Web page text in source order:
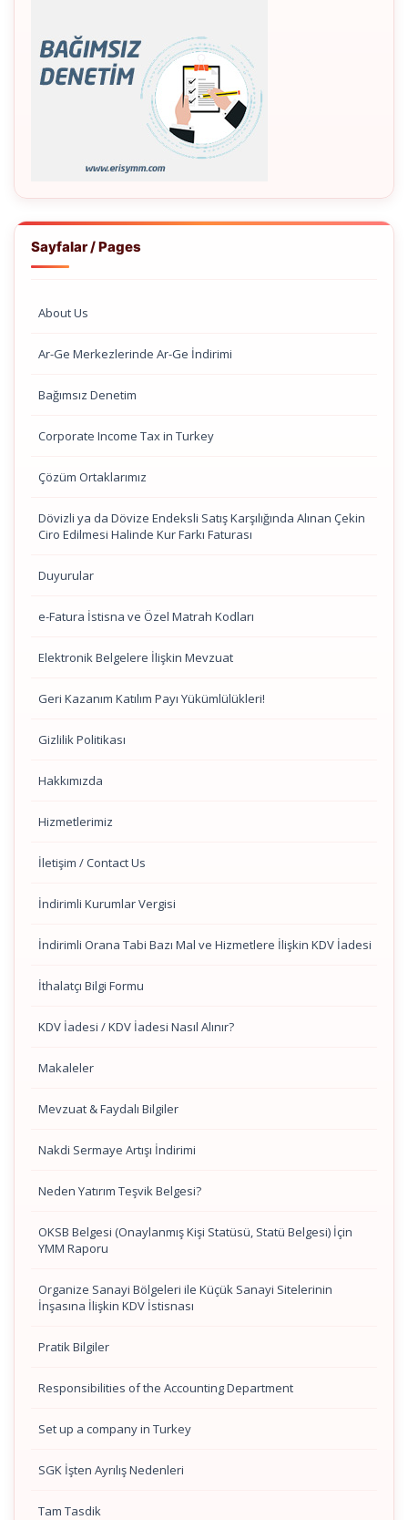
Sayfalar / Pages
About Us
Ar-Ge Merkezlerinde Ar-Ge İndirimi
Bağımsız Denetim
Corporate Income Tax in Turkey
Çözüm Ortaklarımız
Dövizli ya da Dövize Endeksli Satış Karşılığında Alınan Çekin
Ciro Edilmesi Halinde Kur Farkı Faturası
Duyurular
e-Fatura İstisna ve Özel Matrah Kodları
Elektronik Belgelere İlişkin Mevzuat
Geri Kazanım Katılım Payı Yükümlülükleri!
Gizlilik Politikası
Hakkımızda
Hizmetlerimiz
İletişim / Contact Us
İndirimli Kurumlar Vergisi
İndirimli Orana Tabi Bazı Mal ve Hizmetlere İlişkin KDV İadesi
İthalatçı Bilgi Formu
KDV İadesi / KDV İadesi Nasıl Alınır?
Makaleler
Mevzuat & Faydalı Bilgiler
Nakdi Sermaye Artışı İndirimi
Neden Yatırım Teşvik Belgesi?
OKSB Belgesi (Onaylanmış Kişi Statüsü, Statü Belgesi) İçin
YMM Raporu
Organize Sanayi Bölgeleri ile Küçük Sanayi Sitelerinin
İnşasına İlişkin KDV İstisnası
Pratik Bilgiler
Responsibilities of the Accounting Department
Set up a company in Turkey
SGK İşten Ayrılış Nedenleri
Tam Tasdik